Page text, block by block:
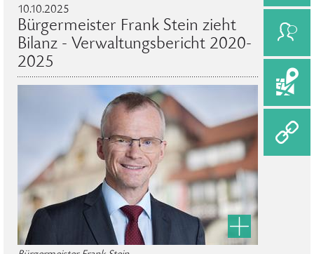
10.10.2025
Bürgermeister Frank Stein zieht
Bilanz - Verwaltungsbericht 2020-
2025